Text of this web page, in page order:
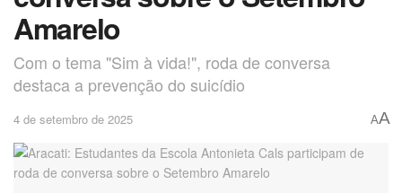
Amarelo
Com o tema "Sim à vida!", roda de conversa
destaca a prevenção do suicídio
4 de setembro de 2025 AA